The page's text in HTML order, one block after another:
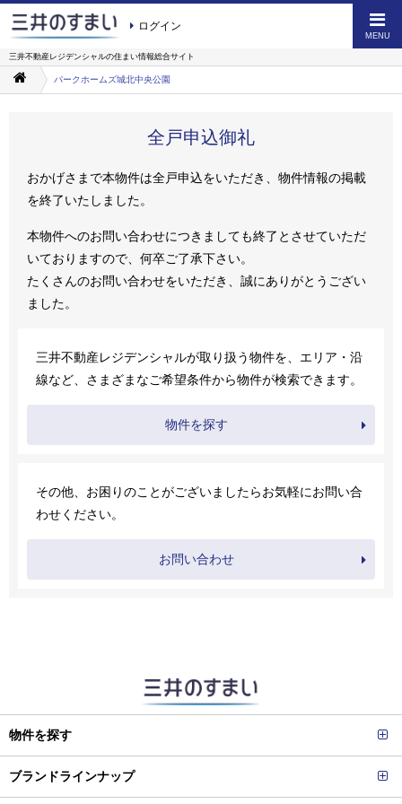
ログイン
MENU
三井不動産レジデンシャルの住まい情報総合サイト
パークホームズ城北中央公園
全戸申込御礼
おかげさまで本物件は全戸申込をいただき、物件情報の掲載
を終了いたしました。
本物件へのお問い合わせにつきましても終了とさせていただ
いておりますので、何卒ご了承下さい。
たくさんのお問い合わせをいただき、誠にありがとうござい
ました。
三井不動産レジデンシャルが取り扱う物件を、エリア・沿
線など、さまざまなご希望条件から物件が検索できます。
物件を探す
その他、お困りのことがございましたらお気軽にお問い合
わせください。
お問い合わせ
物件を探す
ブランドラインナップ